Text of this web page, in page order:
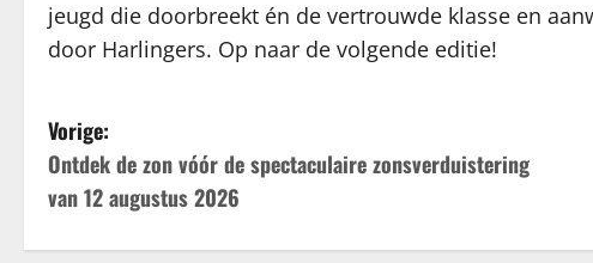
jeugd die doorbreekt én de vertrouwde klasse en
door Harlingers. Op naar de volgende editie!
B
e
r
Vorige:
Ontdek de zon vóór de spectaculaire zonsverduistering
van 12 augustus 2026